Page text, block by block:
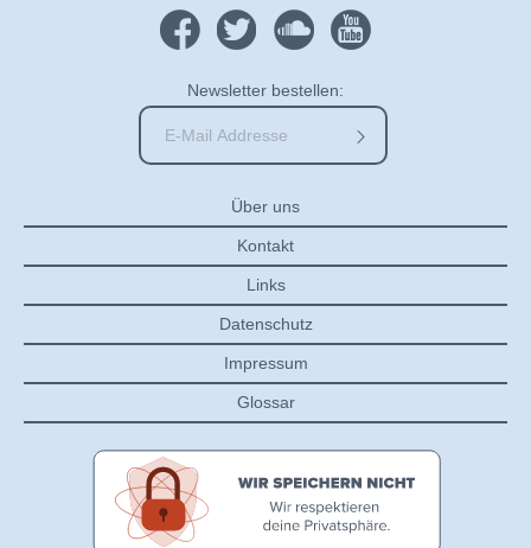
Newsletter bestellen:
Über uns
Kontakt
Links
Datenschutz
Impressum
Glossar